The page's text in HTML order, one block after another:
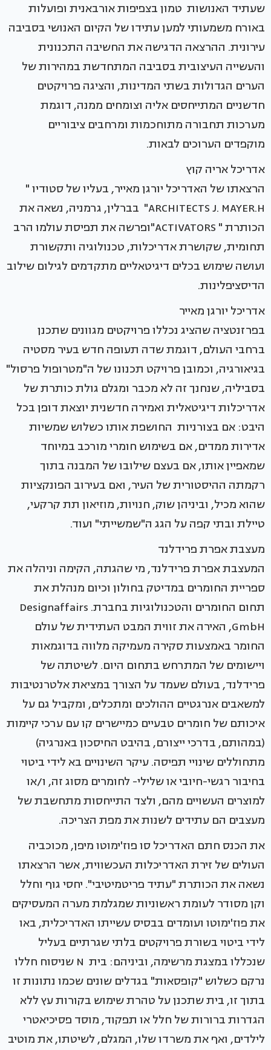
שעתיד האנושות טמון בצפיפות אורבאנית ופועלות
באורח משמעותי למען עתידו של הקיום האנושי בסביבה
עירונית. ההרצאה הדגישה את החשיבה התכנונית
והעשייה העיצובית בסביבה המתחדשת במהירות של
הערים הגדולות בשתי המדינות, והציגה פרויקטים
חדשניים המתייחסים אליה וצומחים ממנה, דוגמת
מערכות תחבורה מתוחכמות ומרחבים ציבוריים
מוקפדים הערוכים לבאות.
אדריכל אריה קוץ
הרצאתו של האדריכל יורגן מאייר, בעליו של סטודיו "
ARCHITECTS J. MAYER.H" בברלין, גרמניה, נשאה את
הכותרת " ACTIVATORS"ופרשה את תפיסת עולמו הרב
תחומית, שקושרת אדריכלות, טכנולוגיה ותקשורת
ועושה שימוש בכלים דיגיטאליים מתקדמים לגילום שילוב
הדיסציפלינות.
אדריכל יורגן מאייר
בפרזנטציה שהציג נכללו פרויקטים מגוונים שתכנן
ברחבי העולם, דוגמת שדה תעופה חדש בעיר מסטיה
בגיאורגיה, וכמובן פרויקט תכנונו של ה"מטרופול פרסול"
בסביליה, שנחנך זה לא מכבר ומגלם גולת כותרת של
אדריכלות דיגיטאלית ואמירה חדשנית יוצאת דופן בכל
היבט: אם בצורניות החושפת אותו כשלוש שמשיות
אדירות ממדים, אם בשימוש חומרי מורכב במיוחד
שמאפיין אותו, אם בעצם שילובו של המבנה בתוך
רקמתה ההיסטורית של העיר, ואם בעירוב הפונקציות
שהוא מכיל, וביניהן שוק, חנויות, מוזיאון תת קרקעי,
טיילת ובתי קפה על הגג ה"שמשייתי" ועוד.
מעצבת אפרת פרידלנד
המעצבת אפרת פרידלנד, מי שהגתה, הקימה וניהלה את
ספריית החומרים במדיטק בחולון וכיום מנהלת את
תחום החומרים והטכנולוגיות בחברת. Designaffairs
GmbH, האירה את זווית המבט העתידית של עולם
החומר באמצעות סקירה מעמיקה מלווה בדוגמאות
ויישומים של המתרחש בתחום היום. לשיטתה של
פרידלנד, בעולם שעמד על הצורך במציאת אלטרנטיבות
למשאבים אנרגטיים ההולכים ומתכלים, ומקביל גם על
איכותם של חומרים טבעיים כמיישרים קו עם ערכי קיימות
(במהותם, בדרכי ייצורם, בהיבט החיסכון באנרגיה)
מתחוללים שינויי תפיסה. עיקר השינויים בא לידי ביטוי
בחיבור רגשי-חיובי או שלילי- לחומרים מסוג זה, ו/או
למוצרים העשויים מהם, ולצד התייחסות מתחשבת של
מעצבים הם עתידים לשנות את מפת הצריכה.
את הכנס חתם האדריכל סו פוז'ימוטו מיפן, מכוכביה
העולים של זירת האדריכלות העכשווית, אשר הרצאתו
נשאה את הכותרת "עתיד פריטמיטיבי". יחסי גוף וחלל
וקן מסודר לעומת ראשוניות שמגלמת מערה המעסיקים
את פוז'ימוטו ועומדים בבסיס עשייתו האדריכלית, באו
לידי ביטוי בשורת פרויקטים בלתי שגרתיים בעליל
שנכללו במצגת מרשימה, וביניהם: בית N שניסוח חללו
נרקם כשלוש "קופסאות" בגדלים שונים שכמו נתונות זו
בתוך זו, בית שתכנן על טהרת שימוש בקורות עץ ללא
הגדרות ברורות של חלל או תפקוד, מוסד פסיכיאטרי
לילדים, ואף את משרדו שלו, המגלם, לשיטתו, את מוטיב